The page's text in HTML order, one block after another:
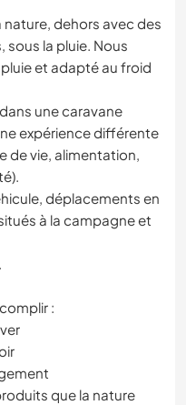
nature, dehors avec des
la pluie. Nous
et adapté au froid
une caravane
expérience différente
de vie, alimentation,
déplacements en
à la campagne et
:
que la nature